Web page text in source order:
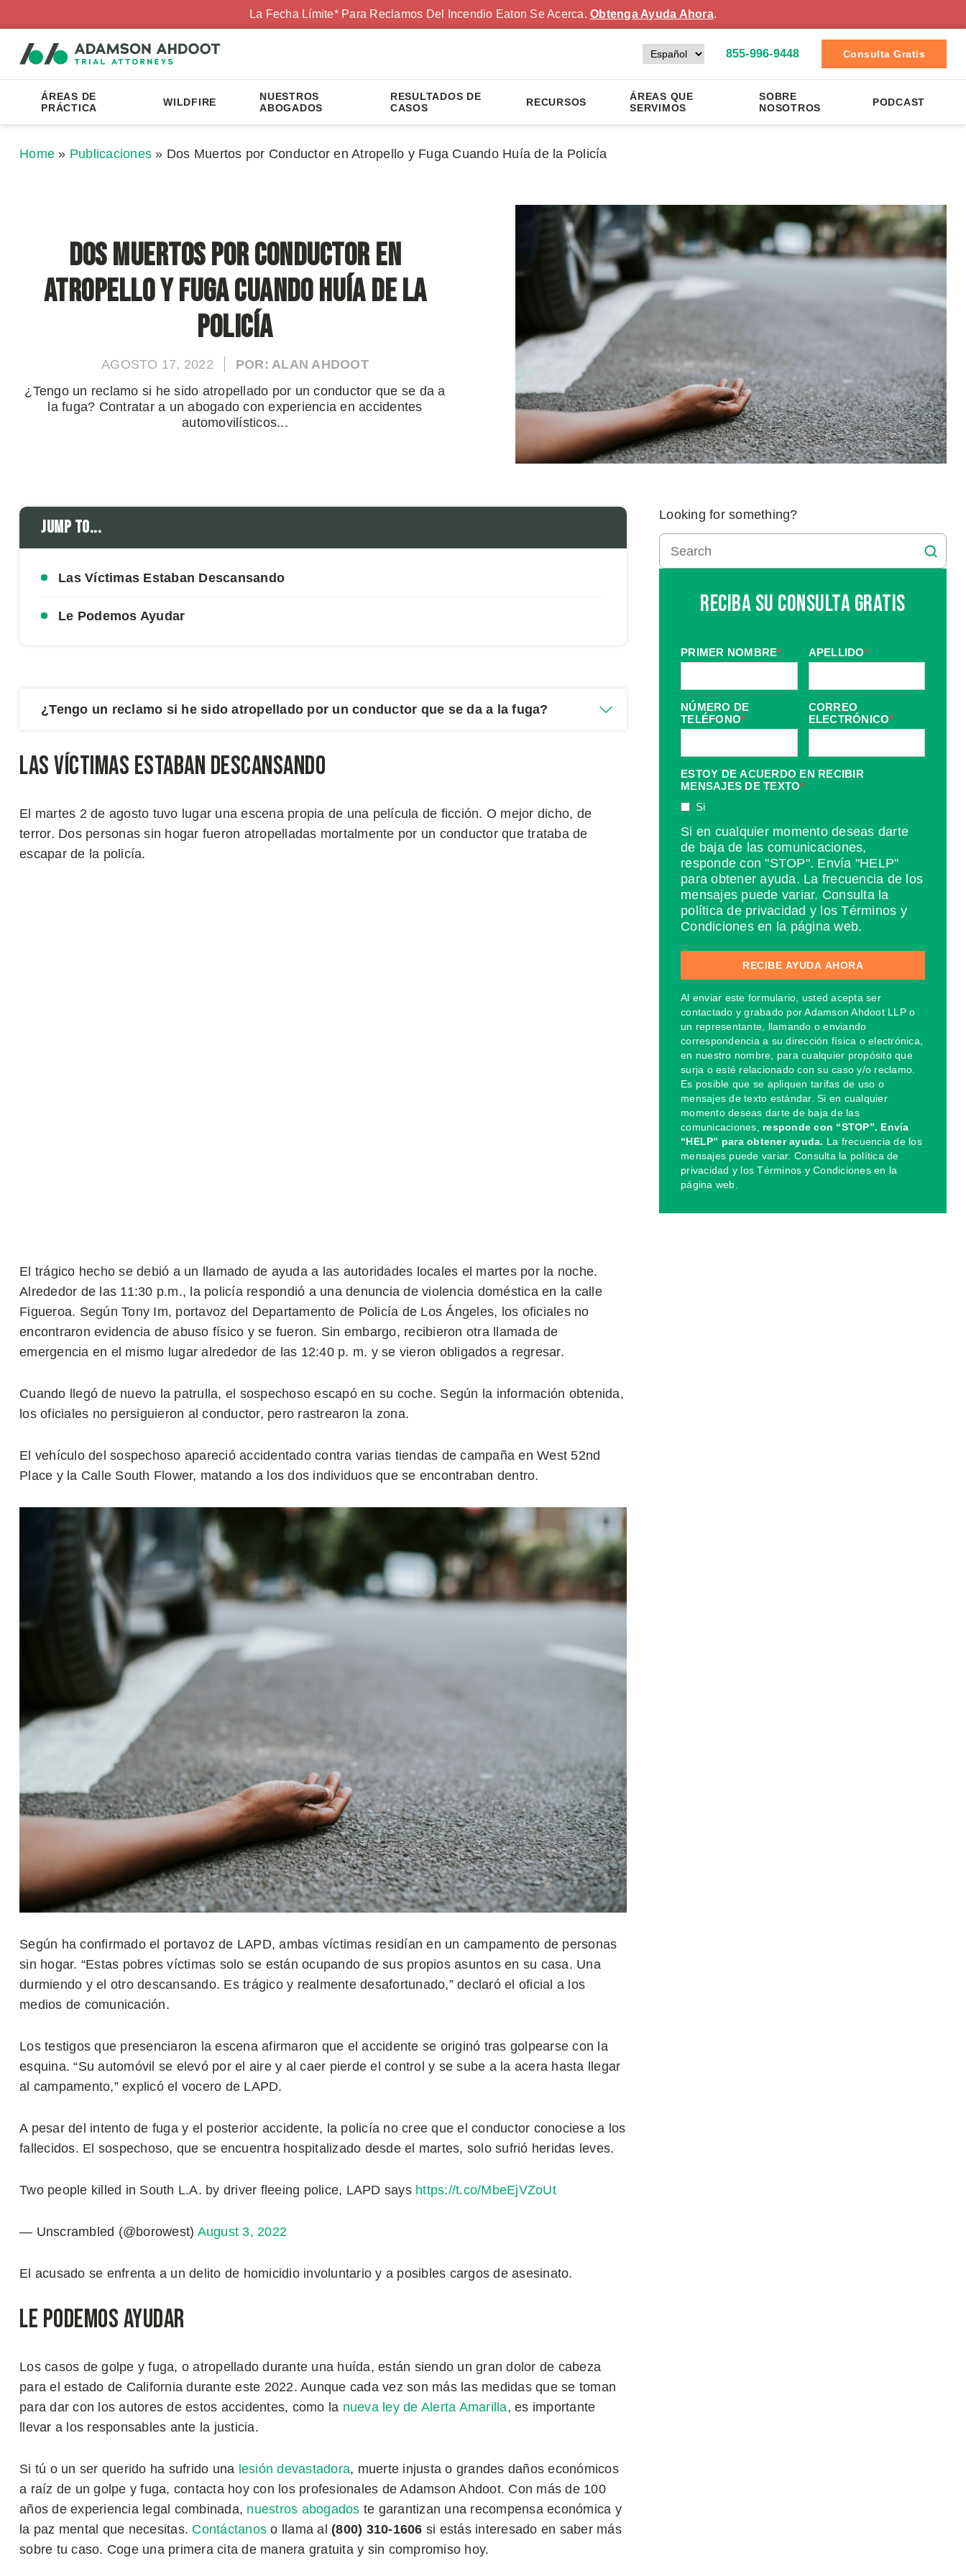
La Fecha Límite* Para Reclamos Del Incendio Eaton Se Acerca.Obtenga Ayuda Ahora.
855-996-9448 Consulta Gratis
ÁREAS DE
PRÁCTICA
WILDFIRE
NUESTROS
ABOGADOS
RESULTADOS DE
CASOS
RECURSOS
ÁREAS QUE
SERVIMOS
SOBRE
NOSOTROS
PODCAST
Home » Publicaciones » Dos Muertos por Conductor en Atropello y Fuga Cuando Huía de la Policía
Dos Muertos por Conductor en
Atropello y Fuga Cuando Huía de la
Policía
AGOSTO 17, 2022
POR: ALAN AHDOOT
¿Tengo un reclamo si he sido atropellado por un conductor que se da a
la fuga? Contratar a un abogado con experiencia en accidentes
automovilísticos...
Jump to...
Las Víctimas Estaban Descansando
Le Podemos Ayudar
¿Tengo un reclamo si he sido atropellado por un conductor que se da a la fuga?
Las Víctimas Estaban Descansando
El martes 2 de agosto tuvo lugar una escena propia de una película de ficción. O mejor dicho, de
terror. Dos personas sin hogar fueron atropelladas mortalmente por un conductor que trataba de
escapar de la policía.
El trágico hecho se debió a un llamado de ayuda a las autoridades locales el martes por la noche.
Alrededor de las 11:30 p.m., la policía respondió a una denuncia de violencia doméstica en la calle
Figueroa. Según Tony Im, portavoz del Departamento de Policía de Los Ángeles, los oficiales no
encontraron evidencia de abuso físico y se fueron. Sin embargo, recibieron otra llamada de
emergencia en el mismo lugar alrededor de las 12:40 p. m. y se vieron obligados a regresar.
Cuando llegó de nuevo la patrulla, el sospechoso escapó en su coche. Según la información obtenida,
los oficiales no persiguieron al conductor, pero rastrearon la zona.
El vehículo del sospechoso apareció accidentado contra varias tiendas de campaña en West 52nd
Place y la Calle South Flower, matando a los dos individuos que se encontraban dentro.
Según ha confirmado el portavoz de LAPD, ambas víctimas residían en un campamento de personas
sin hogar. “Estas pobres víctimas solo se están ocupando de sus propios asuntos en su casa. Una
durmiendo y el otro descansando. Es trágico y realmente desafortunado,” declaró el oficial a los
medios de comunicación.
Los testigos que presenciaron la escena afirmaron que el accidente se originó tras golpearse con la
esquina. “Su automóvil se elevó por el aire y al caer pierde el control y se sube a la acera hasta llegar
al campamento,” explicó el vocero de LAPD.
A pesar del intento de fuga y el posterior accidente, la policía no cree que el conductor conociese a los
fallecidos. El sospechoso, que se encuentra hospitalizado desde el martes, solo sufrió heridas leves.
Two people killed in South L.A. by driver fleeing police, LAPD says https://t.co/MbeEjVZoUt
— Unscrambled (@borowest) August 3, 2022
El acusado se enfrenta a un delito de homicidio involuntario y a posibles cargos de asesinato.
Le Podemos Ayudar
Los casos de golpe y fuga, o atropellado durante una huída, están siendo un gran dolor de cabeza
para el estado de California durante este 2022. Aunque cada vez son más las medidas que se toman
para dar con los autores de estos accidentes, como la nueva ley de Alerta Amarilla, es importante
llevar a los responsables ante la justicia.
Si tú o un ser querido ha sufrido una lesión devastadora, muerte injusta o grandes daños económicos
a raíz de un golpe y fuga, contacta hoy con los profesionales de Adamson Ahdoot. Con más de 100
años de experiencia legal combinada, nuestros abogados te garantizan una recompensa económica y
la paz mental que necesitas. Contáctanos o llama al (800) 310-1606 si estás interesado en saber más
sobre tu caso. Coge una primera cita de manera gratuita y sin compromiso hoy.
Looking for something?
Reciba Su Consulta Gratis
PRIMER NOMBRE* APELLIDO*
NÚMERO DE
TELÉFONO*
CORREO
ELECTRÓNICO*
ESTOY DE ACUERDO EN RECIBIR
MENSAJES DE TEXTO*
Si
Si en cualquier momento deseas darte
de baja de las comunicaciones,
responde con "STOP". Envía "HELP"
para obtener ayuda. La frecuencia de los
mensajes puede variar. Consulta la
política de privacidad y los Términos y
Condiciones en la página web.
Al enviar este formulario, usted acepta ser
contactado y grabado por Adamson Ahdoot LLP o
un representante, llamando o enviando
correspondencia a su dirección física o electrónica,
en nuestro nombre, para cualquier propósito que
surja o esté relacionado con su caso y/o reclamo.
Es posible que se apliquen tarifas de uso o
mensajes de texto estándar. Si en cualquier
momento deseas darte de baja de las
comunicaciones, responde con “STOP”. Envía
“HELP” para obtener ayuda. La frecuencia de los
mensajes puede variar. Consulta la política de
privacidad y los Términos y Condiciones en la
página web.